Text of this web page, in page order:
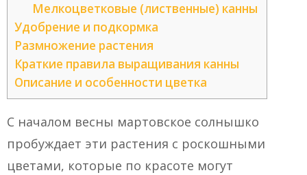
Мелкоцветковые (лиственные) канны
Удобрение и подкормка
Размножение растения
Краткие правила выращивания канны
Описание и особенности цветка
С началом весны мартовское солнышко
пробуждает эти растения с роскошными
цветами, которые по красоте могут